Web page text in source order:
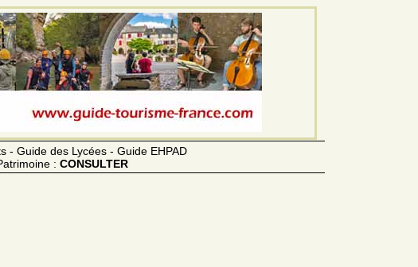
- Guide des Lycées - Guide EHPAD
: CONSULTER